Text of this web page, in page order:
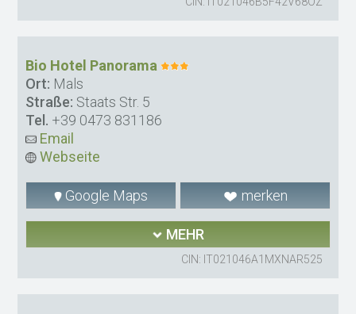
Bio Hotel Panorama
Ort: Mals
Straße: Staats Str. 5
Tel. +39 0473 831186
Email
Webseite
Google Maps merken
MEHR
CIN: IT021046A1MXNAR525